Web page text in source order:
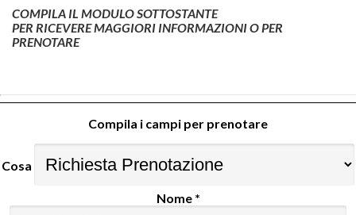
COMPILA IL MODULO SOTTOSTANTE
PER RICEVERE MAGGIORI INFORMAZIONI O PER
PRENOTARE
Compila i campi per prenotare
Cosa
Nome *